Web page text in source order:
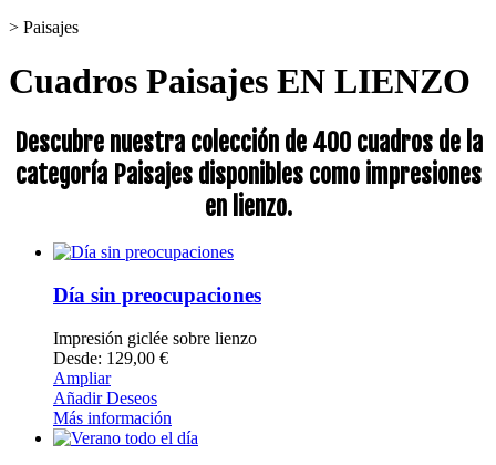
> Paisajes
Cuadros Paisajes EN LIENZO
Descubre nuestra colección de 400 cuadros de la
categoría Paisajes disponibles como impresiones
en lienzo.
Día sin preocupaciones
Impresión giclée sobre lienzo
Desde: 129,00 €
Ampliar
Añadir Deseos
Más información